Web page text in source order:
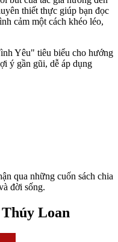
thiết thực giúp bạn đọc
cảm một cách khéo léo,
Yêu" tiêu biểu cho hướng
ý gần gũi, dễ áp dụng
qua những cuốn sách chia
đời sống.
Thúy Loan